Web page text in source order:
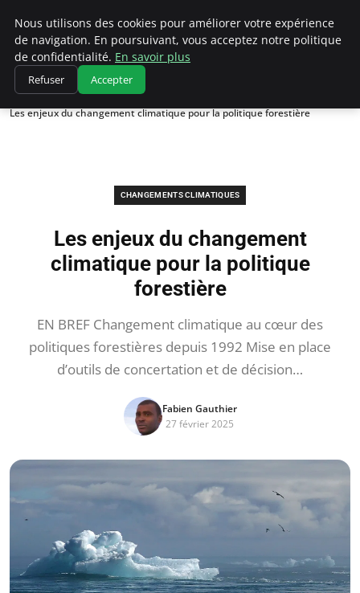
Climatedebtagents
Accueil
Changements climatiques
Les enjeux du changement climatique pour la politique forestière
CHANGEMENTS CLIMATIQUES
Les enjeux du changement
climatique pour la politique
forestière
EN BREF Changement climatique au cœur des
politiques forestières depuis 1992 Mise en place
d’outils de concertation et de décision…
Fabien Gauthier
27 février 2025
Nous utilisons des cookies pour améliorer votre expérience
de navigation. En poursuivant, vous acceptez notre politique
de confidentialité. En savoir plus
Refuser Accepter